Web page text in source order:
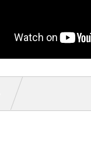
Miguel Ángel
Cyan González